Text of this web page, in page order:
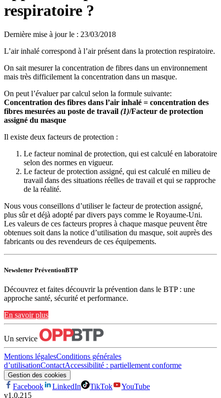
respiratoire ?
Dernière mise à jour le : 23/03/2018
L’air inhalé correspond à l’air présent dans la protection respiratoire.
On sait mesurer la concentration de fibres dans un environnement
mais très difficilement la concentration dans un masque.
On peut l’évaluer par calcul selon la formule suivante:
Concentration des fibres dans l’air inhalé = concentration des
fibres mesurées au poste de travail (1)/Facteur de protection
assigné du masque
Il existe deux facteurs de protection :
Le facteur nominal de protection, qui est calculé en laboratoire
selon des normes en vigueur.
Le facteur de protection assigné, qui est calculé en milieu de
travail dans des situations réelles de travail et qui se rapproche
de la réalité.
Nous vous conseillons d’utiliser le facteur de protection assigné,
plus sûr et déjà adopté par divers pays comme le Royaume-Uni.
Les valeurs de ces facteurs propres à chaque masque peuvent être
obtenues soit dans la notice d’utilisation du masque, soit auprès des
fabricants ou des revendeurs de ces équipements.
Newsletter PréventionBTP
Découvrez et faites découvrir la prévention dans le BTP : une
approche santé, sécurité et performance.
En savoir plus
Un service
Mentions légalesConditions générales
d’utilisationContactAccessibilité : partiellement conforme
Gestion des cookies
Facebook LinkedIn TikTok
YouTube
v1.0.215